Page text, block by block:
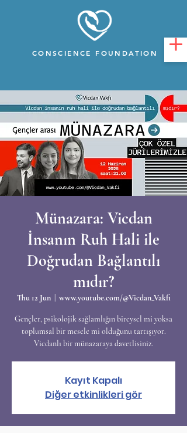
CONSCIENCE FOUNDATION
Münazara: Vicdan
İnsanın Ruh Hali ile
Doğrudan Bağlantılı
mıdır?
Thu 12 Jun
  |
www.youtube.com/@Vicdan_Vakfi
Gençler, psikolojik sağlamlığın bireysel mi yoksa
toplumsal bir mesele mi olduğunu tartışıyor.
Vicdanlı bir münazaraya davetlisiniz.
Kayıt Kapalı
Diğer etkinlikleri gör